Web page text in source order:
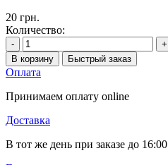
20 грн.
Количество:
-
+
В корзину
Быстрый заказ
Оплата
Принимаем оплату online
Доставка
В тот же день при заказе до 16:00